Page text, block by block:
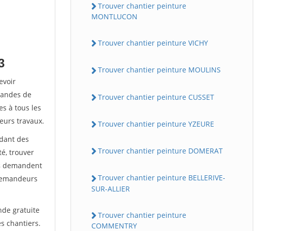
de
à tous les
travaux.
des
trouver
demandent
gratuite
chantiers.
Trouver chantier peinture
MONTLUCON
Trouver chantier peinture VICHY
Trouver chantier peinture MOULINS
Trouver chantier peinture CUSSET
Trouver chantier peinture YZEURE
Trouver chantier peinture DOMERAT
Trouver chantier peinture BELLERIVE-
SUR-ALLIER
Trouver chantier peinture
COMMENTRY